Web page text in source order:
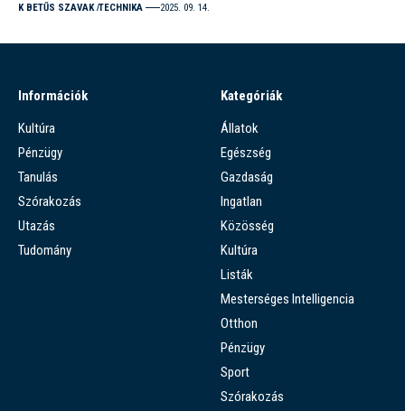
K BETŰS SZAVAK TECHNIKA 2025. 09. 14.
Információk
Kultúra
Pénzügy
Tanulás
Szórakozás
Utazás
Tudomány
Kategóriák
Állatok
Egészség
Gazdaság
Ingatlan
Közösség
Kultúra
Listák
Mesterséges Intelligencia
Otthon
Pénzügy
Sport
Szórakozás